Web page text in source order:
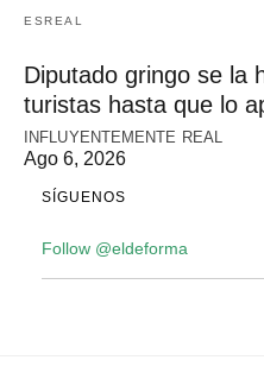
ESREAL
Diputado gringo se la
turistas hasta que lo
INFLUYENTEMENTE REAL
Ago 6, 2026
SÍGUENOS
Follow @eldeforma